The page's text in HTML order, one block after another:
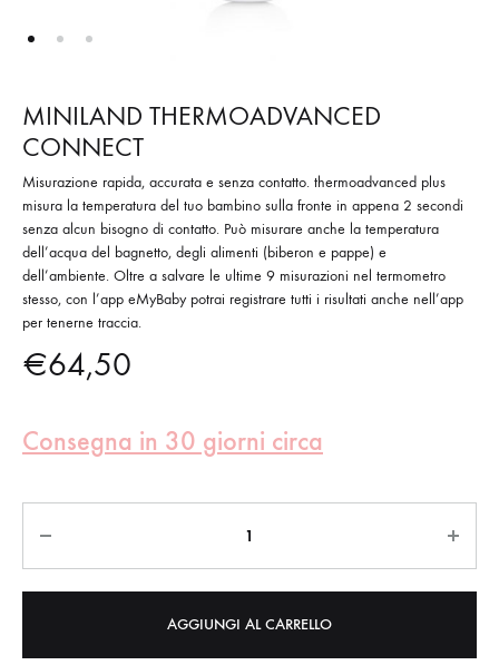
MINILAND THERMOADVANCED
CONNECT
Misurazione rapida, accurata e senza contatto. thermoadvanced plus
misura la temperatura del tuo bambino sulla fronte in appena 2 secondi
senza alcun bisogno di contatto. Può misurare anche la temperatura
dell’acqua del bagnetto, degli alimenti (biberon e pappe) e
dell’ambiente. Oltre a salvare le ultime 9 misurazioni nel termometro
stesso, con l’app eMyBaby potrai registrare tutti i risultati anche nell’app
per tenerne traccia.
€64,50
Consegna in 30 giorni circa
AGGIUNGI AL CARRELLO